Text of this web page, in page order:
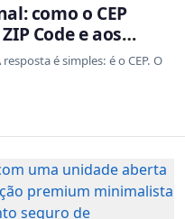
como o CEP
Code e aos
é simples: é o CEP. O